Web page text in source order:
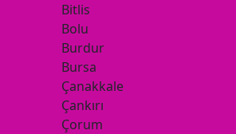
Bitlis
Bolu
Burdur
Bursa
Çanakkale
Çankırı
Çorum